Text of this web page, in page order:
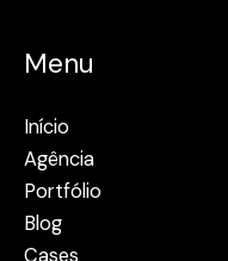
Menu
Início
Agência
Portfólio
Blog
Cases